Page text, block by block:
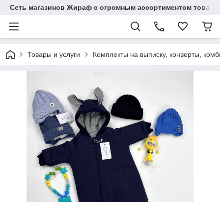
Сеть магазинов Жираф с огромным ассортиментом
Товары и услуги Комплекты на выписку, конверты,